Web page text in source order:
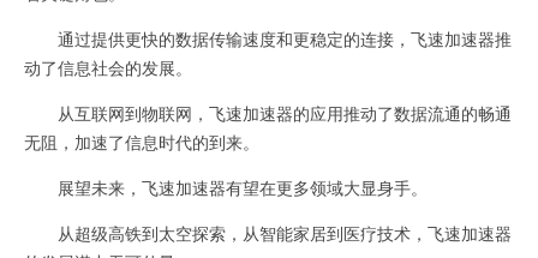
通过提供更快的数据传输速度和更稳定的连接，飞速加速器推
动了信息社会的发展。
从互联网到物联网，飞速加速器的应用推动了数据流通的畅通
无阻，加速了信息时代的到来。
展望未来，飞速加速器有望在更多领域大显身手。
从超级高铁到太空探索，从智能家居到医疗技术，飞速加速器